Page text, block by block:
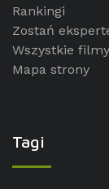
Rankingi
Zostań
Wszystkie filmy
Mapa strony
Tagi